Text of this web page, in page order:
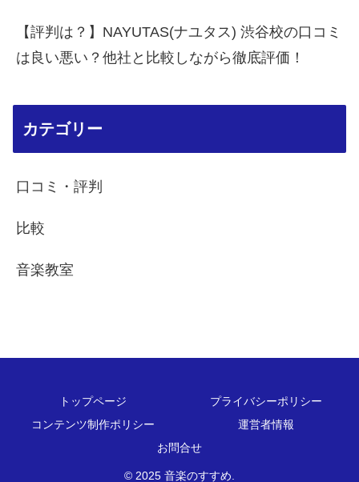
【評判は？】NAYUTAS(ナユタス) 渋谷校の口コミ
は良い悪い？他社と比較しながら徹底評価！
カテゴリー
口コミ・評判
比較
音楽教室
トップページ
プライバシーポリシー
コンテンツ制作ポリシー
運営者情報
お問合せ
© 2025 音楽のすすめ.